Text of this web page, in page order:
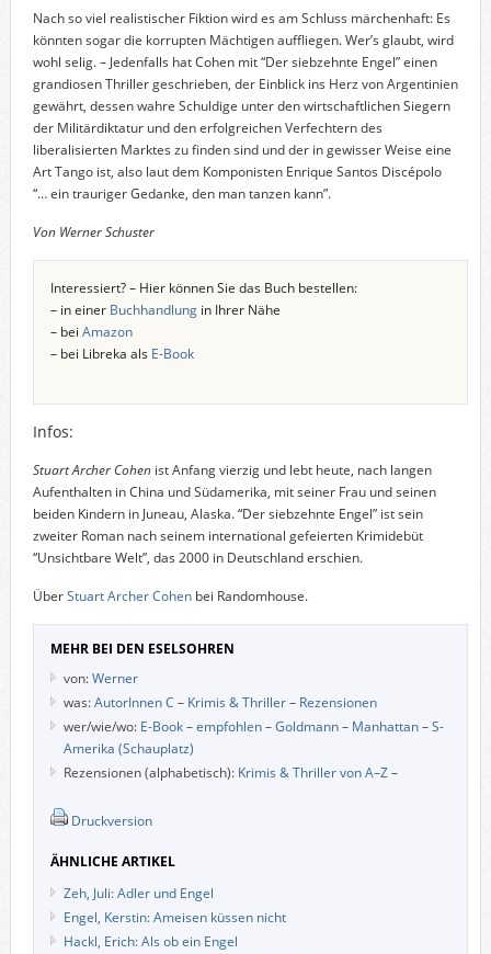
Nach so viel realistischer Fiktion wird es am Schluss märchenhaft: Es
könnten sogar die korrupten Mächtigen auffliegen. Wer’s glaubt, wird
wohl selig. – Jedenfalls hat Cohen mit “Der siebzehnte Engel” einen
grandiosen Thriller geschrieben, der Einblick ins Herz von Argentinien
gewährt, dessen wahre Schuldige unter den wirtschaftlichen Siegern
der Militärdiktatur und den erfolgreichen Verfechtern des
liberalisierten Marktes zu finden sind und der in gewisser Weise eine
Art Tango ist, also laut dem Komponisten Enrique Santos Discépolo
“… ein trauriger Gedanke, den man tanzen kann”.
Von Werner Schuster
Interessiert? – Hier können Sie das Buch bestellen:
– in einer Buchhandlungin Ihrer Nähe
– bei Amazon
– bei Libreka als E-Book
Infos:
Stuart Archer Cohenist Anfang vierzig und lebt heute, nach langen
Aufenthalten in China und Südamerika, mit seiner Frau und seinen
beiden Kindern in Juneau, Alaska. “Der siebzehnte Engel” ist sein
zweiter Roman nach seinem international gefeierten Krimidebüt
“Unsichtbare Welt”, das 2000 in Deutschland erschien.
ÜberStuart Archer Cohenbei Randomhouse.
MEHR BEI DEN ESELSOHREN
von:Werner
was:AutorInnen C – Krimis & Thriller– Rezensionen
wer/wie/wo: E-Book–empfohlen–Goldmann– Manhattan–S-
Amerika (Schauplatz)
Rezensionen (alphabetisch): Krimis & Thriller von A–Z–
Druckversion
ÄHNLICHE ARTIKEL
Zeh, Juli: Adler und Engel
Engel, Kerstin: Ameisen küssen nicht
Hackl, Erich: Als ob ein Engel